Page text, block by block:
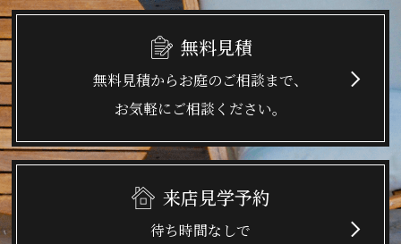
無料見積
無料見積からお庭のご相談まで、
お気軽にご相談ください。
来店見学予約
待ち時間なしで